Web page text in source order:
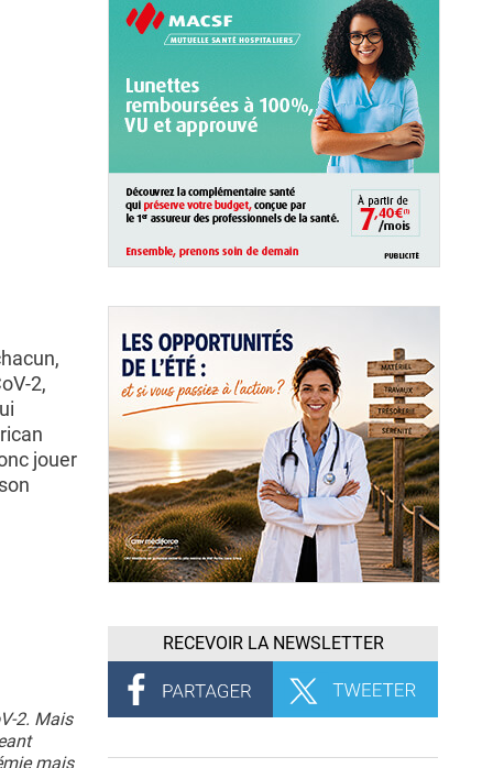
2,
jouer
2. Mais
mais
RECEVOIR LA NEWSLETTER